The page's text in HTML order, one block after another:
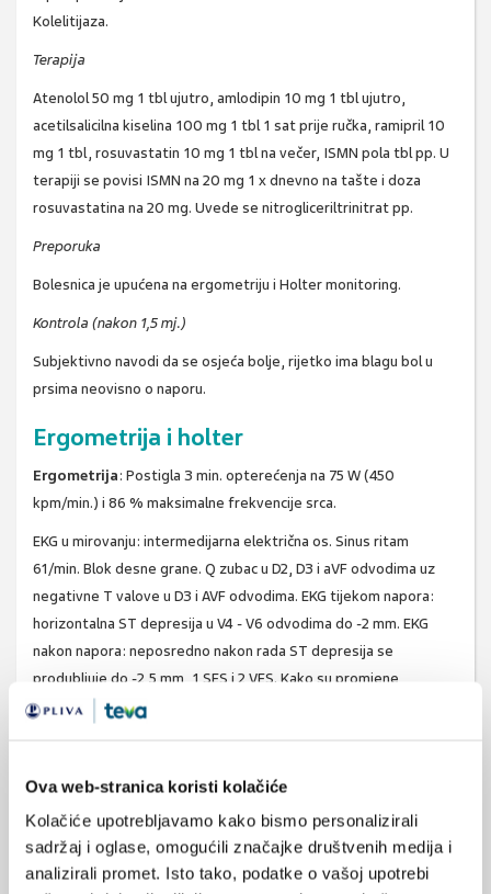
Ova web-stranica koristi kolačiće
Kolačiće upotrebljavamo kako bismo personalizirali
sadržaj i oglase, omogućili značajke društvenih medija i
analizirali promet. Isto tako, podatke o vašoj upotrebi
Kolelitijaza.
Terapija
Atenolol 50 mg 1 tbl ujutro, amlodipin 10 mg 1 tbl ujutro,
acetilsalicilna kiselina 100 mg 1 tbl 1 sat prije ručka, ramipril 10
mg 1 tbl, rosuvastatin 10 mg 1 tbl na večer, ISMN pola tbl pp. U
terapiji se povisi ISMN na 20 mg 1 x dnevno na tašte i doza
rosuvastatina na 20 mg. Uvede se nitrogliceriltrinitrat pp.
Preporuka
Bolesnica je upućena na ergometriju i Holter monitoring.
Kontrola (nakon 1,5 mj.)
Subjektivno navodi da se osjeća bolje, rijetko ima blagu bol u
prsima neovisno o naporu.
Ergometrija i holter
Ergometrija: Postigla 3 min. opterećenja na 75 W (450
kpm/min.) i 86 % maksimalne frekvencije srca.
EKG u mirovanju: intermedijarna električna os. Sinus ritam
61/min. Blok desne grane. Q zubac u D2, D3 i aVF odvodima uz
negativne T valove u D3 i AVF odvodima. EKG tijekom napora:
horizontalna ST depresija u V4 - V6 odvodima do -2 mm. EKG
nakon napora: neposredno nakon rada ST depresija se
produbljuje do -2,5 mm, 1 SES i 2 VES. Kako su promjene
perzistirale, ordinirana je 1 tableta Tinidila sublingvalno nakon
Zaključak: test u smislu koronarne insuficijencije pozitivan.
Holter monitoring: Prosječna frekvencija srca 62/min (45 -
106). 1578 VES, od toga 4 x u parovima (neke politopne), 13
SES, od toga 5 x u parovima.